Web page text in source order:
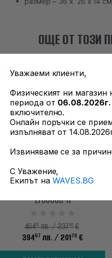
ОЩЕ ОТ ТОЗИ
-15%
LT6000D-H
46431лв. / 23740€
39467 лв. / 20179 €
Уважаеми клиенти,
Физическият ни магазин
периода от 06.08.2026г.
включително.
Онлайн поръчки се
изпълняват от
Извиняваме се за
С Уважение,
Екипът на WAVES.BG